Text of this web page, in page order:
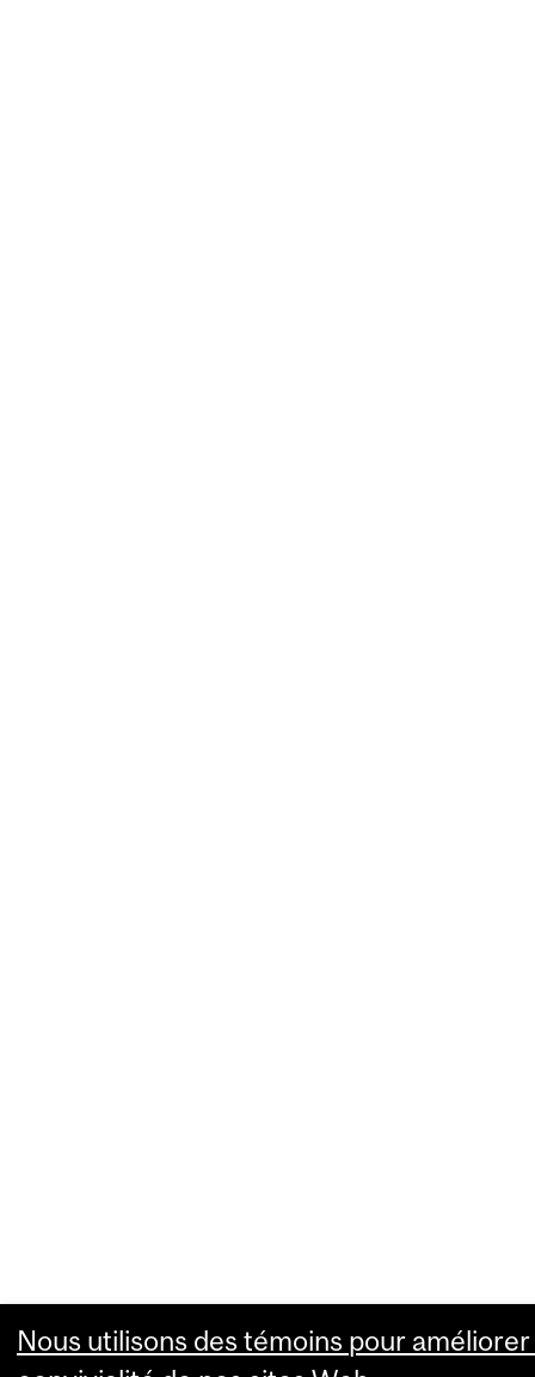
Nous utilisons des témoins pour améliorer